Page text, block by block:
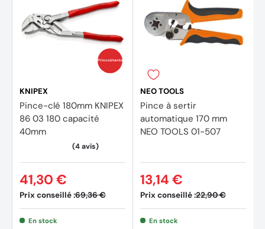
Prix coûtants
KNIPEX
Pince-clé 180mm KNIPEX
86 03 180 capacité
40mm
Prix conseillé :69,36 €
41,30 €
En stock
NEO TOOLS
Pince à sertir
automatique 170 mm
NEO TOOLS 01-507
Prix conseillé :22,90 €
13,14 €
En stock